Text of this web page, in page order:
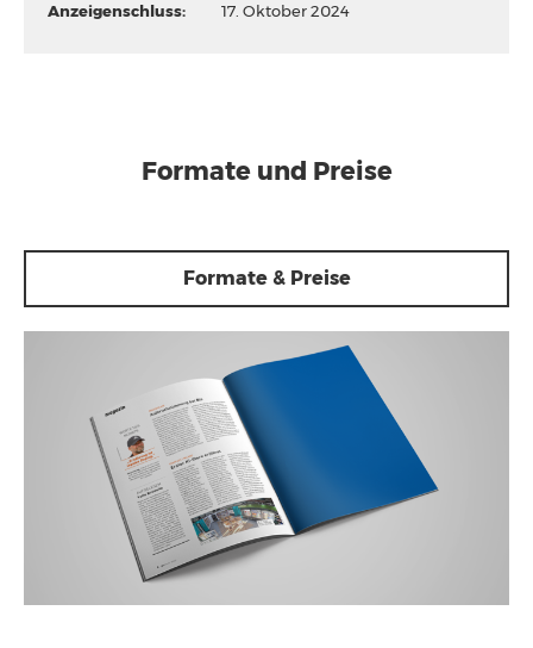
Anzeigenschluss:
17. Oktober 2024
Formate und Preise
Formate & Preise